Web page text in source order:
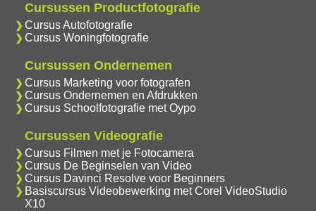
Cursussen Productfotografie
Cursus Autofotografie
Cursus Woningfotografie
Cursussen Ondernemen
Cursus Marketing voor fotografen
Cursus Ondernemen en Afdrukken
Cursus Schoolfotografie met Oypo
Cursussen Videografie
Cursus Filmen met je Fotocamera
Cursus De Beginselen van Video
Cursus Davinci Resolve voor Beginners
Basiscursus Videobewerking met Corel VideoStudio
X10